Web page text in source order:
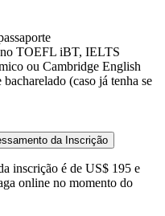
no TOEFL iBT, IELTS
ou Cambridge English
(caso já tenha se
da Inscrição
inscrição é de US$ 195 e
online no momento do